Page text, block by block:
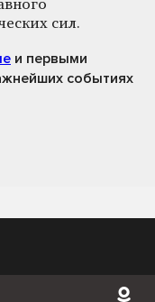
сил.
и первыми
событиях